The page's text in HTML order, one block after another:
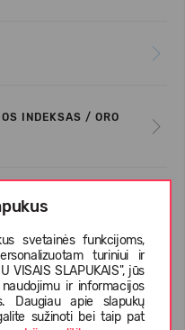
svetainės funkcijoms,
turiniui ir
VISAIS SLAPUKAIS", jūs
ir informacijos
Daugiau apie slapukų
sužinoti bei taip pat
INDEKSAS / ORO